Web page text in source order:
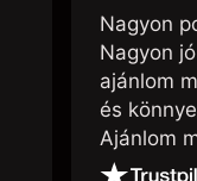
Nagyon
Nagyon
ajánlom
és
Ajánlom